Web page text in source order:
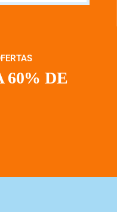
60% DE